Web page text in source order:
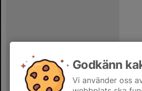
Godkänn
Vi använder oss